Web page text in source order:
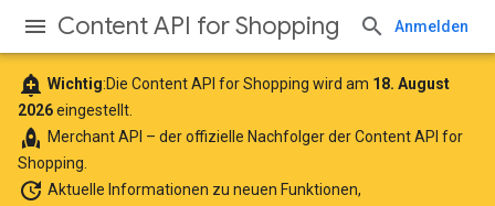
Content API for Shopping Anmelden
add_alert Wichtig:Die Content API for Shopping wird am 18. August
2026eingestellt.
rocket Merchant API – der offizielle Nachfolger der Content API for
Shopping.
update Aktuelle Informationen zu neuen Funktionen,